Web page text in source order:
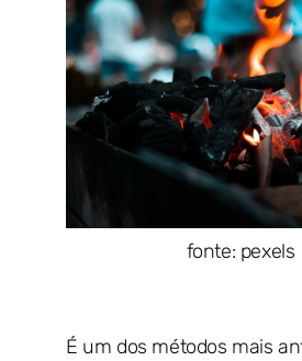
fonte: pexels
É um dos métodos mais